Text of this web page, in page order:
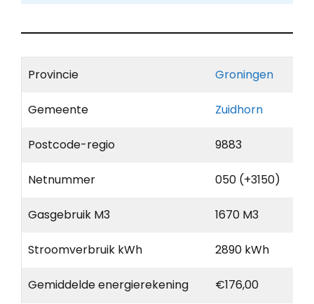
Provincie Groningen
Gemeente Zuidhorn
Postcode-regio 9883
Netnummer 050 (+3150)
Gasgebruik M3 1670 M3
Stroomverbruik kWh 2890 kWh
Gemiddelde energierekening €176,00